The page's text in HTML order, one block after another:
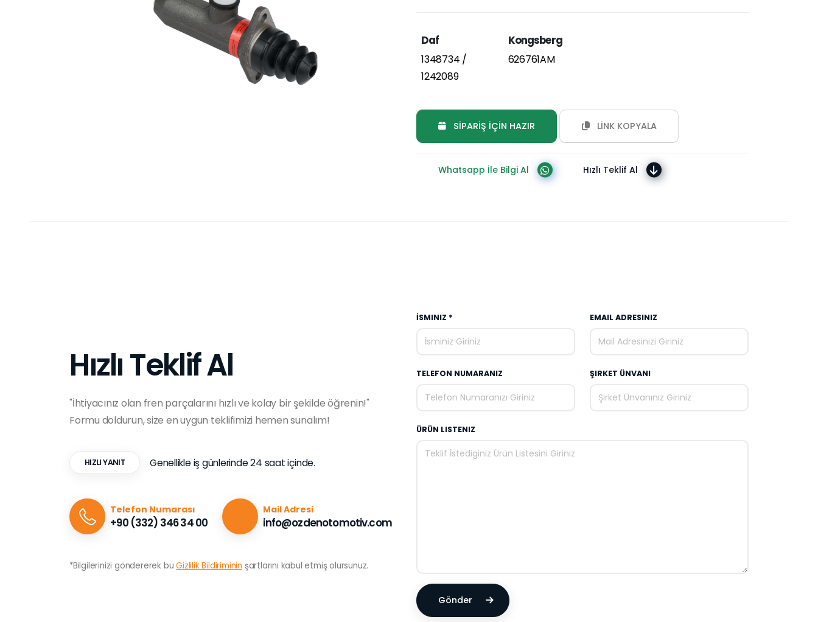
Daf
1348734 /
1242089
Kongsberg
626761AM
SİPARİŞ İÇİN HAZIR LİNK KOPYALA
Whatsapp İle Bilgi Al Hızlı Teklif Al
Hızlı Teklif Al
"İhtiyacınız olan fren parçalarını hızlı ve kolay bir şekilde öğrenin!"
Formu doldurun, size en uygun teklifimizi hemen sunalım!
HIZLI YANIT Genellikle iş günlerinde 24 saat içinde.
Telefon Numarası
+90 (332) 346 34 00
Mail Adresi
info@ozdenotomotiv.com
*Bilgilerinizi göndererek buGizlilik Bildiriminin şartlarını kabul etmiş olursunuz.
İSMINIZ * EMAIL ADRESINIZ
TELEFON NUMARANIZ ŞIRKET ÜNVANI
ÜRÜN LISTENIZ
Gönder